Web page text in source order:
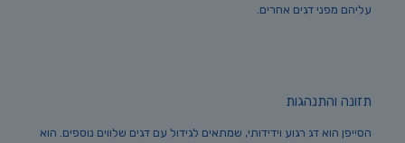
עליהם מפני דגים אחרים.
תזונה והתנהגות
הסייפן הוא דג רגוע וידידותי, שמתאים לגידול עם דגים שלווים נוספים. הוא